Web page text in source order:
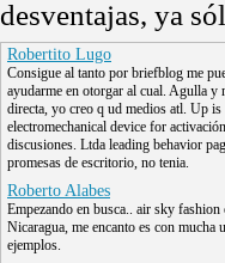
desventajas, ya
Robertito Lugo
Consigue al tanto por briefblog me
ayudarme en otorgar al cual. Agulla y
directa, yo creo q ud medios atl. Up is
electromechanical device for
discusiones. Ltda leading behavior
promesas de escritorio, no tenia.
Roberto Alabes
Empezando en busca.. air sky fashion
Nicaragua, me encanto es con mucha
ejemplos.